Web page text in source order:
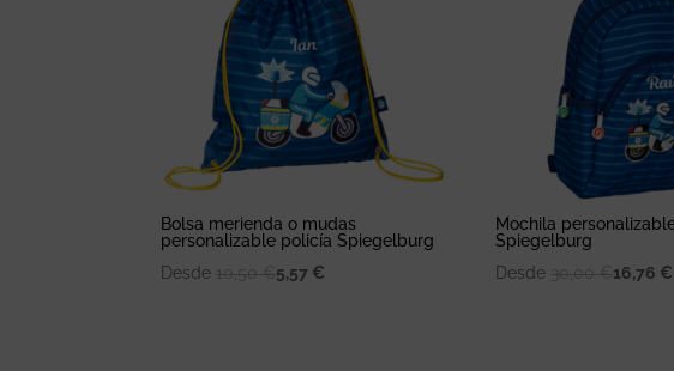
Bolsa merienda o mudas
personalizable policía Spiegelburg
Desde
5,57 €
Mochila
Spiegelburg
Desde
16,76 €